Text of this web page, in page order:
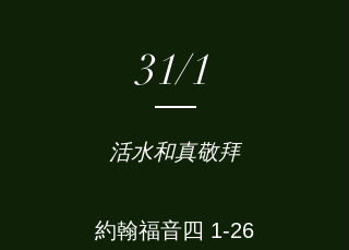
31/1
活水和真敬拜
約翰福音四 1-26